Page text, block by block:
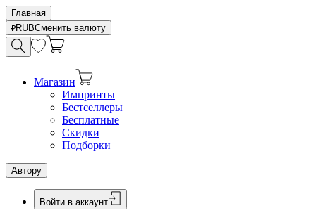
Главная
RUBСменить валюту
Магазин
Импринты
Бестселлеры
Бесплатные
Скидки
Подборки
Автору
Войти в аккаунт